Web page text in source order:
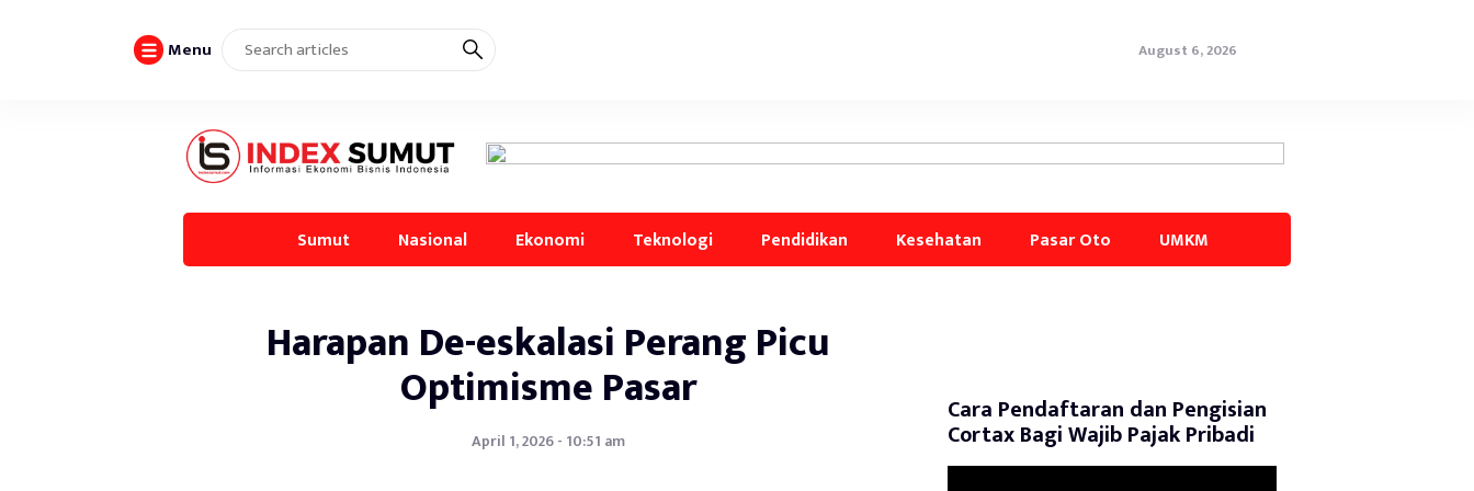
Menu August 6, 2026
Sumut Nasional Ekonomi Teknologi Pendidikan Kesehatan Pasar Oto UMKM
Harapan De-eskalasi Perang Picu
Optimisme Pasar
April 1, 2026 - 10:51 am
Cara Pendaftaran dan Pengisian
Cortax Bagi Wajib Pajak Pribadi